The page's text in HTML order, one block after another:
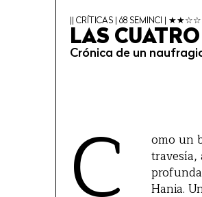
|| CRÍTICAS | 68 SEMINCI |
LAS
Crónica de un
omo un
Hania.